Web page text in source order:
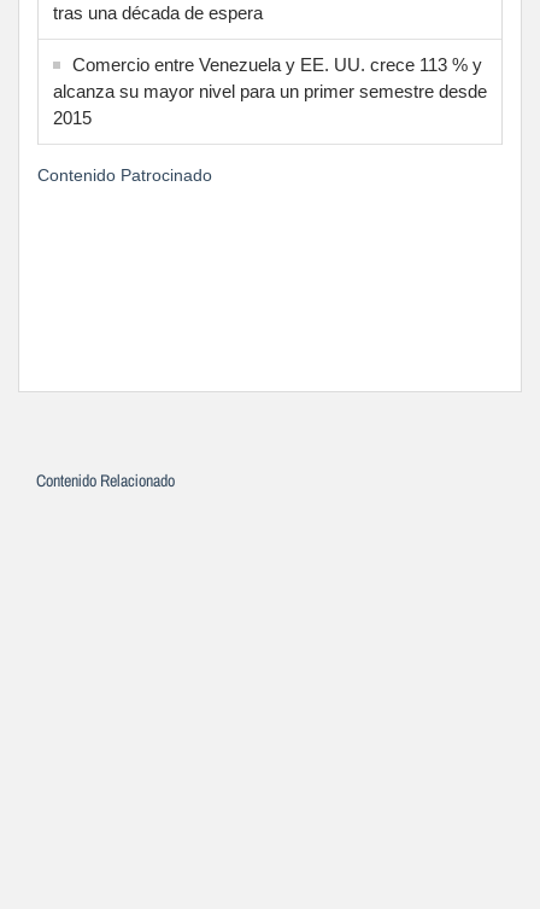
tras una década de espera
Comercio entre Venezuela y EE. UU. crece 113 % y
alcanza su mayor nivel para un primer semestre desde
2015
Contenido Patrocinado
Contenido Relacionado